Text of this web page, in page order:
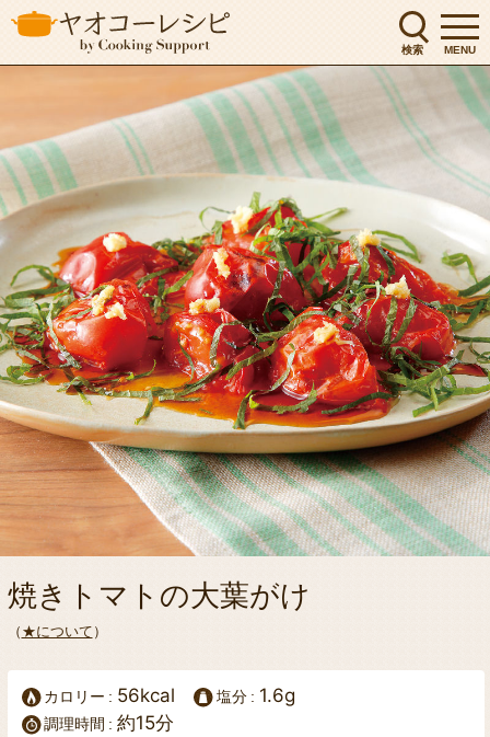
検索 MENU
焼きトマトの大葉がけ
（ ★について ）
カロリー 56kcal 塩分 1.6g
調理時間 約15分